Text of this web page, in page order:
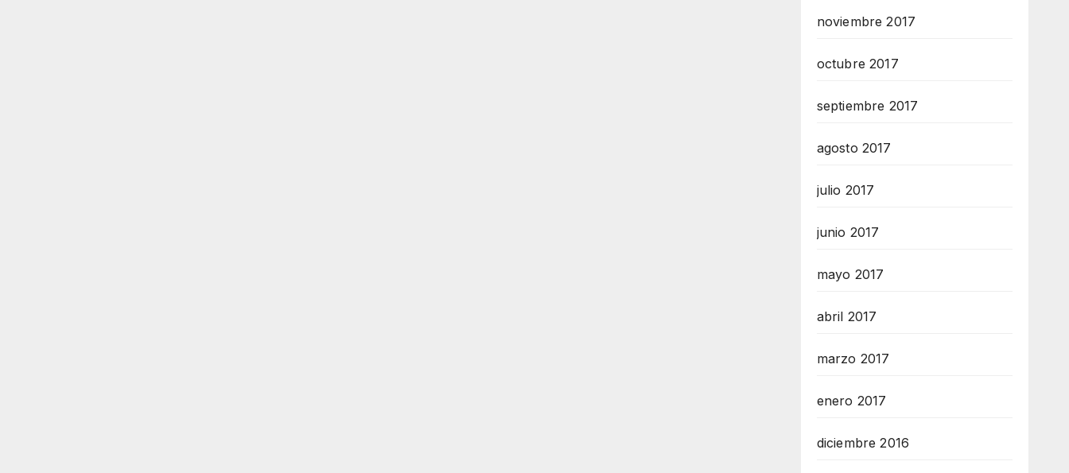
noviembre 2017
octubre 2017
septiembre 2017
agosto 2017
julio 2017
junio 2017
mayo 2017
abril 2017
marzo 2017
enero 2017
diciembre 2016